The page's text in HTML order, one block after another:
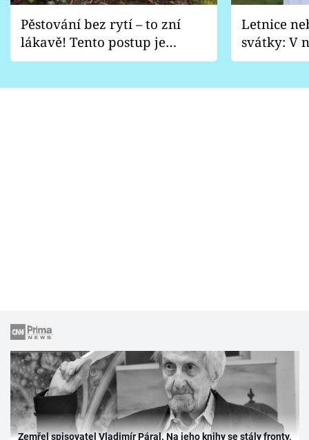
Pěstování bez rytí – to zní
lákavě! Tento postup je
vhodný jen pro některé
Letnice
svátky: V
pondělí
Zemřel spisovatel Vladimír Páral. Na jeho knihy se stály fronty,